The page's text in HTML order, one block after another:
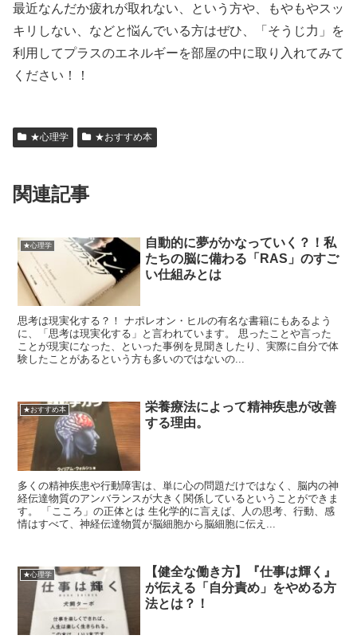
最近なんだか疲れが取れない、という方や、もやもやスッ
キリしない、などと悩んでいる方はぜひ、「そうじ力」を
利用してプラスのエネルギーを部屋の中に取り入れてみて
ください！！
★心理学 ★おすすめ本
関連記事
★心理学
自動的に夢がかなっていく？！私
たちの脳に備わる「RAS」のすご
い仕組みとは
思考は現実化する？！ ナポレオン・ヒルの有名な書籍にもあるよう
に、「思考は現実化する」と言われています。 思ったことや言った
ことが現実になった、といった事例を見聞きしたり、実際に自分で体
験したことがあるという方も多いのではないの...
★おすすめ本
栄養療法によって精神疾患が改善
する理由。
多くの精神疾患や行動障害は、単に心の問題だけではなく、脳内の神
経伝達物質のアンバランスが大きく関係しているということができま
す。 「こころ」の正体とは 生化学的に言えば、人の思考、行動、感
情はすべて、神経伝達物質が脳細胞から脳細胞に伝え...
★心理学
【健全な働き方】『仕事は輝く』
が伝える「自分責め」をやめる方
法とは？！